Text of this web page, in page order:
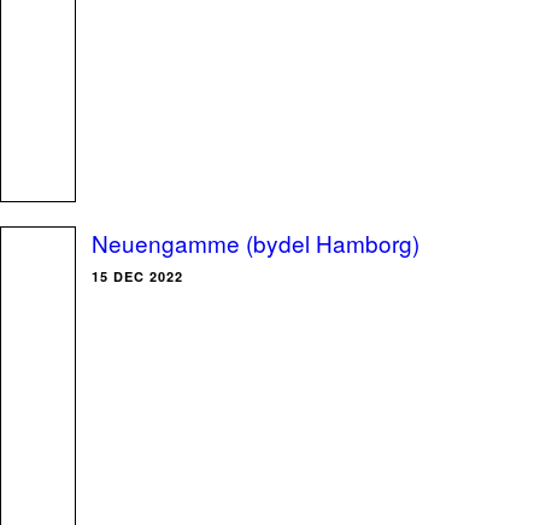
Neuengamme (bydel Hamborg)
15 DEC 2022